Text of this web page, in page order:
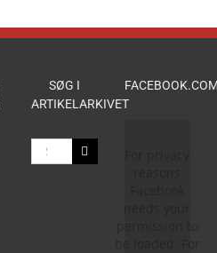
SØG I
ARTIKELARKIVET
Søg
efter: